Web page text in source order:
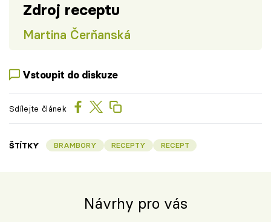
Zdroj receptu
Martina Čerňanská
Vstoupit do diskuze
Sdílejte článek
ŠTÍTKY BRAMBORY RECEPTY RECEPT
Návrhy pro vás